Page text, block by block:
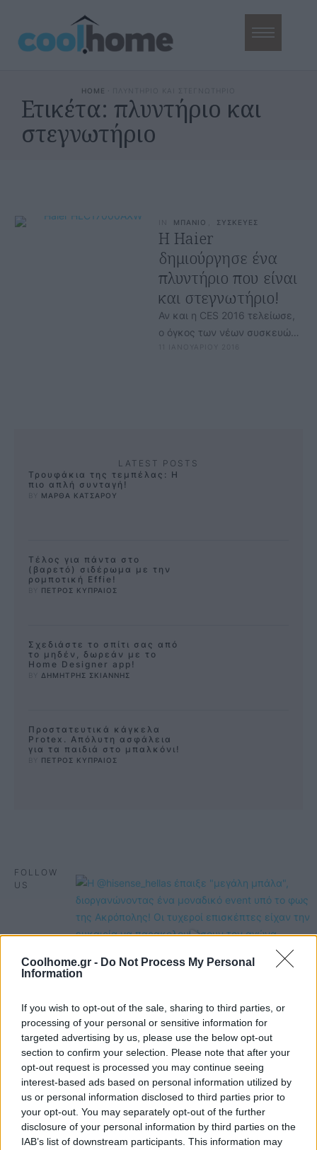
Coolhome.gr - Do Not Process My Personal
Information
If you wish to opt-out of the sale, sharing to third parties, or
processing of your personal or sensitive information for
targeted advertising by us, please use the below opt-out
section to confirm your selection. Please note that after your
opt-out request is processed you may continue seeing
interest-based ads based on personal information utilized by
us or personal information disclosed to third parties prior to
your opt-out. You may separately opt-out of the further
disclosure of your personal information by third parties on the
IAB’s list of downstream participants. This information may
HOME · ΠΛΥΝΤΗΡΙΟ ΚΑΙ ΣΤΕΓΝΩΤΗΡΙΟ
Ετικέτα: πλυντήριο και
στεγνωτήριο
IN ΜΠΑΝΙΟ ΣΥΣΚΕΥΕΣ
Η Haier
δημιούργησε ένα
πλυντήριο που είναι
και στεγνωτήριο!
Αν και η CES 2016 τελείωσε,
ο όγκος των νέων συσκευών
ήταν τόσο μεγάλος που θα
11 ΙΑΝΟΥΑΡΙΟΥ 2016
LATEST POSTS
Τρουφάκια της τεμπέλας: Η
πιο απλή συνταγή!
ΜΑΡΘΑ ΚΑΤΣΑΡΟΥ
Τέλος για πάντα στο
(βαρετό) σιδέρωμα με την
ρομποτική Effie!
ΠΕΤΡΟΣ ΚΥΠΡΑΙΟΣ
Σχεδιάστε το σπίτι σας από
το μηδέν, δωρεάν με το
Home Designer app!
ΔΗΜΗΤΡΗΣ ΣΚΙΑΝΝΗΣ
Προστατευτικά κάγκελα
Protex. Απόλυτη ασφάλεια
για τα παιδιά στο μπαλκόνι!
ΠΕΤΡΟΣ ΚΥΠΡΑΙΟΣ
FOLLOW
US